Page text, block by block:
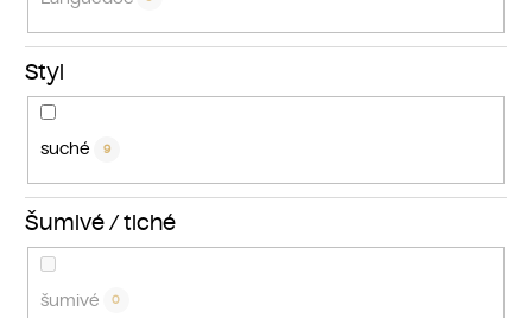
Styl
suché 9
Šumivé / tiché
šumivé 0